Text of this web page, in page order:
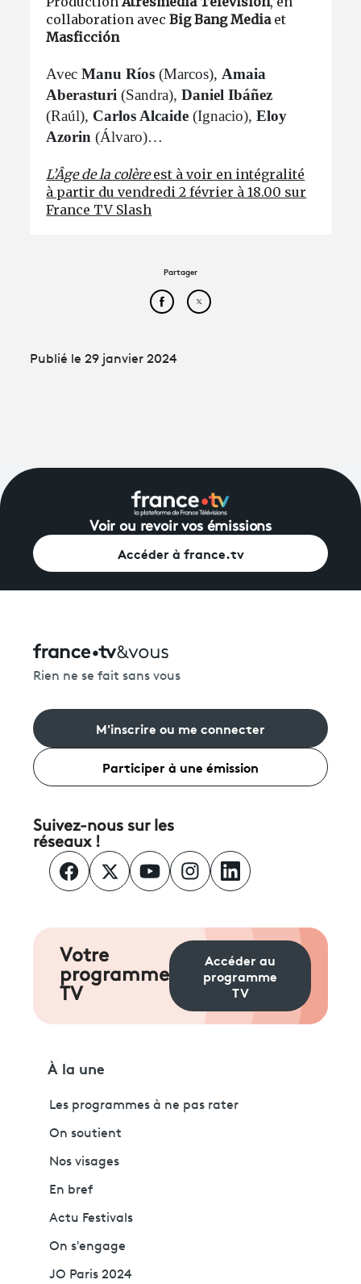
collaboration avecBig Bang Mediaet
Masficción
AvecManu Ríos (Marcos), Amaia
Aberasturi (Sandra),Daniel Ibáñez
(Raúl), Carlos Alcaide (Ignacio),Eloy
Azorin (Álvaro)…
L’Âge de la colèreest à voir en intégralité
à partir du vendredi 2 février à 18.00 sur
France TV Slash
Partager
Partager cet article sur
Partager cet article sur
Publié le 29 janvier 2024
Voir ou revoir vos émissions
Accéder à france.tv
Rien ne se fait sans vous
M'inscrire ou me connecter
Participer à une émission
Suivez-nous sur les
réseaux !
Votre
programme
TV
Accéder au
programme
TV
À la une
Les programmes à ne pas rater
On soutient
Nos visages
En bref
Actu Festivals
On s'engage
JO Paris 2024